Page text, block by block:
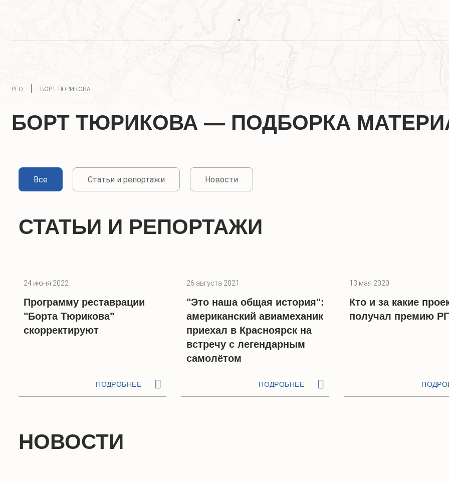
РГО БОРТ ТЮРИКОВА
БОРТ ТЮРИКОВА — ПОДБОРКА
Все Статьи и репортажи Новости
СТАТЬИ И РЕПОРТАЖИ
24 июня 2022
Программу реставрации
"Борта Тюрикова"
скорректируют
ПОДРОБНЕЕ
26 августа 2021
"Это наша общая история":
американский авиамеханик
приехал в Красноярск на
встречу с легендарным
самолётом
ПОДРОБНЕЕ
13 мая 2020
Кто и за какие
получал премию
НОВОСТИ